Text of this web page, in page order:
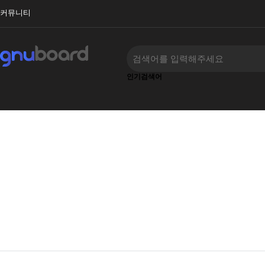
커뮤니티
인기검색어